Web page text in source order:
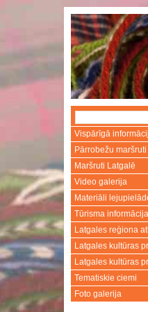
Vispārīgā
Pārrobežu maršruti
Maršruti Latgalē
Video galerija
Materiāli
Tūrisma
Latgales reģiona
Latgales kultūras
Latgales kultūras
Tematiskie ciemi
Foto galerija